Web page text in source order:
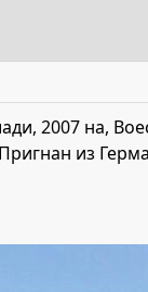
2007 на,
из